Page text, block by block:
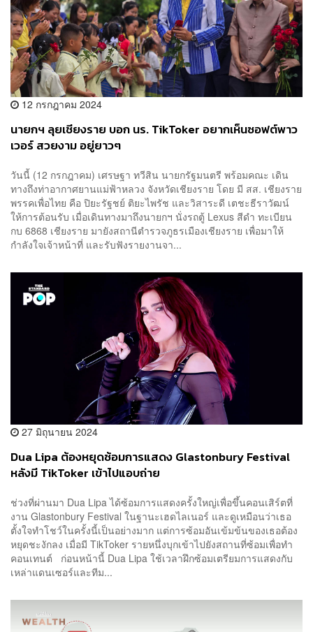
12 กรกฎาคม 2024
นายกฯ ลุยเชียงราย บอก นร. TikToker อยากเห็นซอฟต์พาว
เวอร์ สวยงาม อยู่ยาวๆ
วันนี้ (12 กรกฎาคม) เศรษฐา ทวีสิน นายกรัฐมนตรี พร้อมคณะ เดิน
ทางถึงท่าอากาศยานแม่ฟ้าหลวง จังหวัดเชียงราย โดย มี สส. เชียงราย
พรรคเพื่อไทย คือ ปิยะรัฐชย์ ติยะไพรัช และวิสาระดี เตชะธีราวัฒน์
ให้การต้อนรับ เมื่อเดินทางมาถึงนายกฯ นั่งรถตู้ Lexus สีดำ ทะเบียน
กบ 6868 เชียงราย มายังสถานีตำรวจภูธรเมืองเชียงราย เพื่อมาให้
กำลังใจเจ้าหน้าที่ และรับฟังรายงานจา...
27 มิถุนายน 2024
Dua Lipa ต้องหยุดซ้อมการแสดง Glastonbury Festival
หลังมี TikToker เข้าไปแอบถ่าย
ช่วงที่ผ่านมา Dua Lipa ได้ซ้อมการแสดงครั้งใหญ่เพื่อขึ้นคอนเสิร์ตที่
งาน Glastonbury Festival ในฐานะเฮดไลเนอร์ และดูเหมือนว่าเธอ
ตั้งใจทำโชว์ในครั้งนี้เป็นอย่างมาก แต่การซ้อมอันเข้มข้นของเธอต้อง
หยุดชะงักลง เมื่อมี TikToker รายหนึ่งบุกเข้าไปยังสถานที่ซ้อมเพื่อทำ
คอนเทนต์ ก่อนหน้านี้ Dua Lipa ใช้เวลาฝึกซ้อมเตรียมการแสดงกับ
เหล่าแดนเซอร์และทีม...